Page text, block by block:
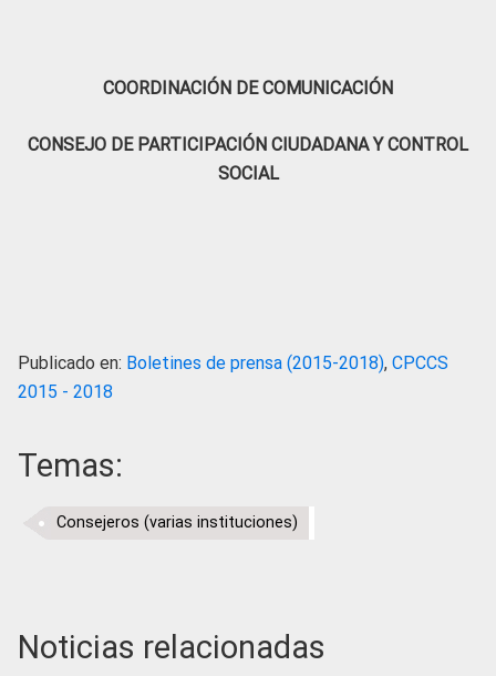
COORDINACIÓN DE COMUNICACIÓN
CONSEJO DE PARTICIPACIÓN CIUDADANA Y CONTROL
SOCIAL
Publicado en: Boletines de prensa (2015-2018), CPCCS
2015 - 2018
Temas:
Consejeros (varias instituciones)
Noticias relacionadas